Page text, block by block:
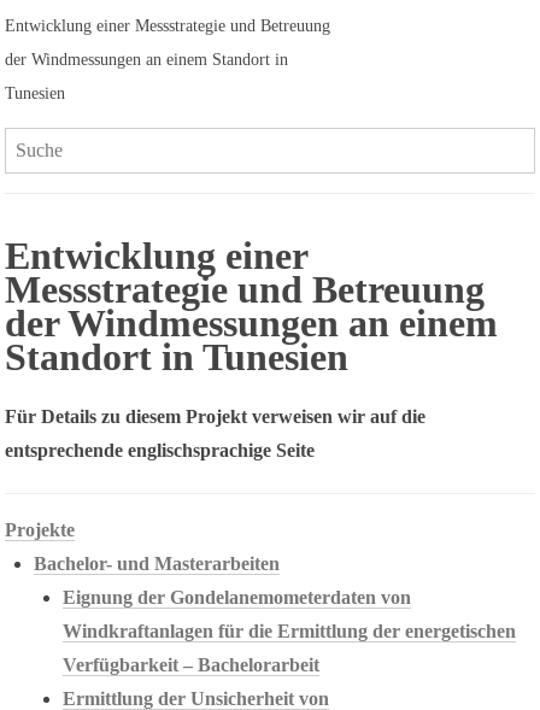
Entwicklung einer Messstrategie und Betreuung
der Windmessungen an einem Standort in
Tunesien
Search:
Entwicklung einer
Messstrategie und Betreuung
der Windmessungen an einem
Standort in Tunesien
Für Details zu diesem Projekt verweisen wir auf die
entsprechende englischsprachige Seite
Projekte
Bachelor- und Masterarbeiten
Eignung der Gondelanemometerdaten von
Windkraftanlagen für die Ermittlung der energetischen
Verfügbarkeit – Bachelorarbeit
Ermittlung der Unsicherheit von